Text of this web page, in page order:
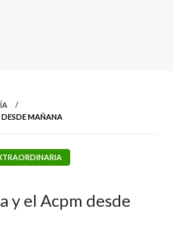
DESDE MAÑANA
y el Acpm desde